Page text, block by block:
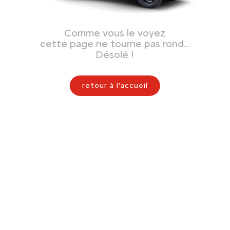
Comme vous le voyez
cette page ne tourne pas rond…
Désolé !
retour à l'accueil